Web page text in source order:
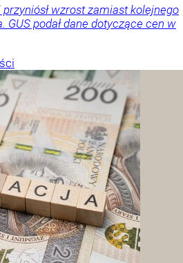
wzrost zamiast kolejnego
GUS podał dane dotyczące cen w